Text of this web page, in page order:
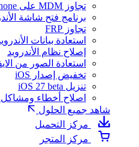
تجاوز MDM على iPhone
برنامج فتح شاشة
تجاوز FRP
استعادة بيانات
إصلاح نظام الأندرويد
استعادة الصور من
تخفيض إصدار iOS
تنزيل iOS 27 beta
اصلاح أخطاء ومشاكل iOS 27
شاهد جميع الحلول
مركز التحميل
مركز المتجر